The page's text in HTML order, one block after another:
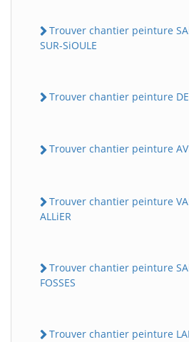
Trouver chantier peinture
SUR-SiOULE
Trouver chantier peinture
Trouver chantier peinture
Trouver chantier peinture
ALLiER
Trouver chantier peinture
FOSSES
Trouver chantier peinture